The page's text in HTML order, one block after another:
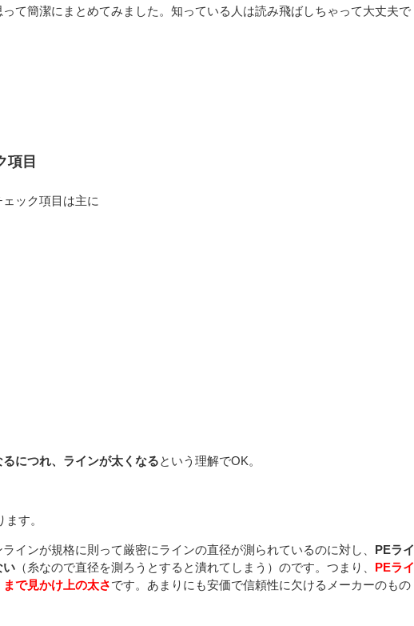
て簡潔にまとめてみました。知っている人は読み飛ばしちゃって大丈夫で
項目
ック項目は主に
につれ、ラインが太くなる という理解でOK。
す。
インが規格に則って厳密にラインの直径が測られているのに対し、
PEラ
い （糸なので直径を測ろうとすると潰れてしまう）のです。つまり、
PEラ
で見かけ上の太さ です。あまりにも安価で信頼性に欠けるメーカーのもの